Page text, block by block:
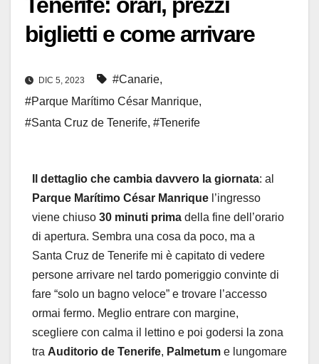
biglietti e come arrivare
DIC 5, 2023 #Canarie,
#Parque Marítimo César Manrique,
#Santa Cruz de Tenerife, #Tenerife
Il dettaglio che cambia davvero la giornata: al
Parque Marítimo César Manrique l’ingresso
viene chiuso 30 minuti prima della fine dell’orario
di apertura. Sembra una cosa da poco, ma a
Santa Cruz de Tenerife mi è capitato di vedere
persone arrivare nel tardo pomeriggio convinte di
fare “solo un bagno veloce” e trovare l’accesso
ormai fermo. Meglio entrare con margine,
scegliere con calma il lettino e poi godersi la zona
tra Auditorio de Tenerife, Palmetum e lungomare